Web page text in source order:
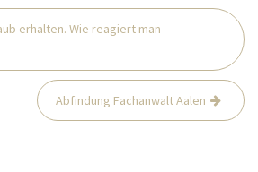
erhalten. Wie reagiert man
Abfindung Fachanwalt Aalen